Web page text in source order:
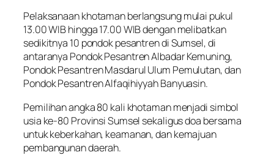
Pelaksanaan khotaman berlangsung mulai pukul
13.00 WIB hingga 17.00 WIB dengan melibatkan
sedikitnya 10 pondok pesantren di Sumsel, di
antaranya Pondok Pesantren Albadar Kemuning,
Pondok Pesantren Masdarul Ulum Pemulutan, dan
Pondok Pesantren Alfaqihiyyah Banyuasin.
Pemilihan angka 80 kali khotaman menjadi simbol
usia ke-80 Provinsi Sumsel sekaligus doa bersama
untuk keberkahan, keamanan, dan kemajuan
pembangunan daerah.